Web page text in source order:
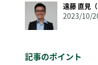
2023/10/
記事のポイント